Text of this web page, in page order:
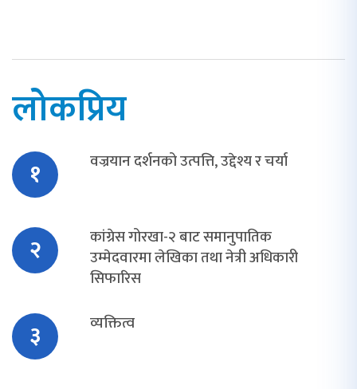
लोकप्रिय
१ वज्रयान दर्शनको उत्पत्ति, उद्देश्य र चर्या
२
कांग्रेस गोरखा-२ बाट समानुपातिक
उम्मेदवारमा लेखिका तथा नेत्री अधिकारी
सिफारिस
३ व्यक्तित्व